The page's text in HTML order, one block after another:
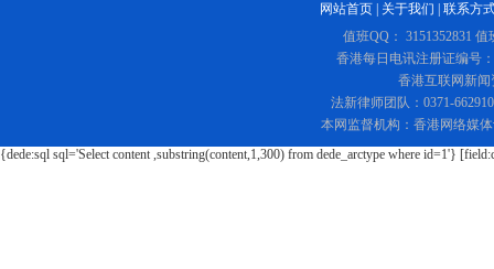
网站首页 关于我们
联系方
值班QQ： 3151352831
香港每日电讯注册证编号
香港互联网新闻
法新律师团队：0371-
本网监督机构：香港网络媒
{dede:sql sql='Select content ,substring(content,1,300) from dede_arctype where id=1'}